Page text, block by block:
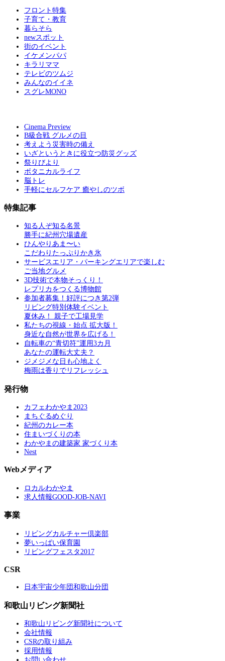
フロント特集
子育て・教育
暮らそら
newスポット
街のイベント
イケメンパパ
キラリママ
テレビのツムジ
みんなのイイネ
スグレMONO
Cinema Preview
B級合戦 グルメの目
考えよう災害時の備え
いざというときに役立つ防災グッズ
祭りびより
ボタニカルライフ
脳トレ
手軽にセルフケア 癒やしのツボ
特集記事
知る人ぞ知る名景
勝手に紀州穴場遺産
ひんやりあま〜い
こだわりたっぷりかき氷
サービスエリア・パーキングエリアで楽しむ
ご当地グルメ
3D技術で本物そっくり！
レプリカをつくる博物館
参加者募集！好評につき第2弾
リビング特別体験イベント
夏休み！ 親子で工場見学
私たちの視線・始点 拡大版！
身近な自然が世界を広げる！
自転車の“青切符”運用3カ月
あなたの運転大丈夫？
ジメジメな日も心地よく
梅雨は香りでリフレッシュ
発行物
カフェわかやま2023
まちぐるめぐり
紀州のカレー本
住まいづくりの本
わかやまの建築家 家づくり本
Nest
Webメディア
ロカルわかやま
求人情報GOOD-JOB-NAVI
事業
リビングカルチャー倶楽部
夢いっぱい保育園
リビングフェスタ2017
CSR
日本宇宙少年団和歌山分団
和歌山リビング新聞社
和歌山リビング新聞社について
会社情報
CSRの取り組み
採用情報